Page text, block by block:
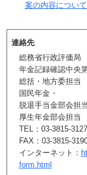
案の内容につい
連絡先
総務省行政評価局
年金記録確認中央
総括・地方委担
国民年金・
脱退手当金部会
厚生年金部会
TEL：03-3815-3127
FAX：03-3815-
インターネット：
form.html